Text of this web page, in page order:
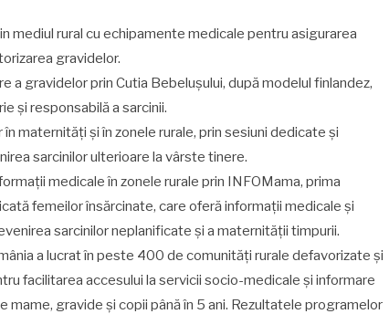
mediul rural cu echipamente medicale pentru asigurarea
gravidelor.
a gravidelor prin Cutia Bebelușului, după modelul finlandez,
și responsabilă a sarcinii.
maternități și în zonele rurale, prin sesiuni dedicate și
sarcinilor ulterioare la vârste tinere.
medicale în zonele rurale prin INFOMama, prima
femeilor însărcinate, care oferă informații medicale și
sarcinilor neplanificate și a maternității timpurii.
a lucrat în peste 400 de comunități rurale defavorizate și
facilitarea accesului la servicii socio-medicale și informare
mame, gravide și copii până în 5 ani. Rezultatele programelor